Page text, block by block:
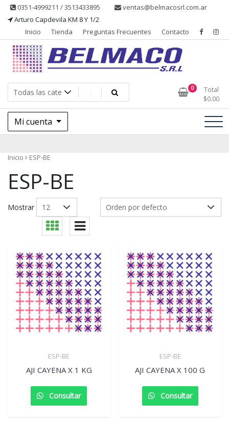
Saltar0351-4999211 / 3513433895
ventas@belmacosrl.com.ar
Arturo Capdevila KM 8 Y 1/2
Inicio
Tienda Preguntas Frecuentes Contacto
Belmaco SRL – Aditivos
Belmaco SRL, Somos una empresa, dedicada a la fabricación,
comercialización y asesoramiento de productos para la industria
alimentaria
0
Total
$0.00
Mi cuenta
Inicio ESP-BE
ESP-BE
Mostrar
ESP-BE
AJI CAYENA X 1 KG
Consultar
ESP-BE
AJI CAYENA X 100 G
Consultar